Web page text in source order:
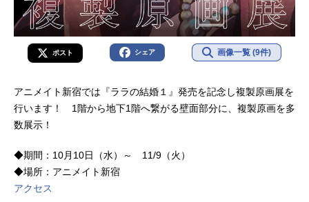
ポスト シェア 画像一覧 (9件)
アニメイト新宿では『ララの結婚１』発売を記念し複製原画展を
行います！ 1階から地下1階へ繋がる壁面部分に、複製原画を多
数展示！
◆期間：10月10日（水）～ 11/9（火）
◆場所：アニメイト新宿
アクセス